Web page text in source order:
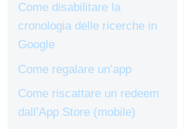
Come disabilitare la
cronologia delle ricerche in
Google
Come regalare un’app
Come riscattare un redeem
dall’App Store (mobile)